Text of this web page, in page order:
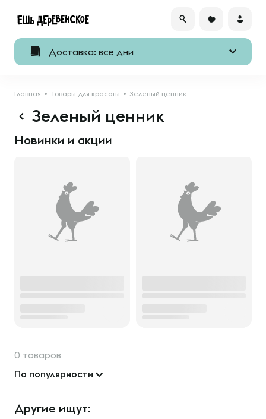
Доставка: все дни
Главная Товары для красоты Зеленый ценник
Зеленый ценник
Новинки и акции
0 товаров
По популярности
Другие ищут: